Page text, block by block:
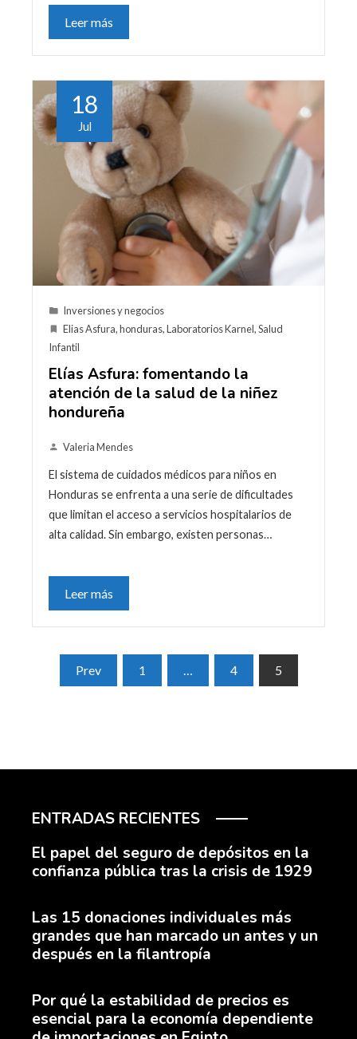
Leer más
18
Jul
Inversiones y negocios
Elias Asfura,honduras,Laboratorios Karnel,Salud
Infantil
Elías Asfura: fomentando la
atención de la salud de la niñez
hondureña
Valeria Mendes
El sistema de cuidados médicos para niños en
Honduras se enfrenta a una serie de dificultades
que limitan el acceso a servicios hospitalarios de
alta calidad. Sin embargo, existen personas…
Leer más
Paginación
Prev 1 4 5
ENTRADAS RECIENTES
El papel del seguro de depósitos en la
confianza pública tras la crisis de 1929
Las 15 donaciones individuales más
grandes que han marcado un antes y un
después en la filantropía
Por qué la estabilidad de precios es
esencial para la economía dependiente